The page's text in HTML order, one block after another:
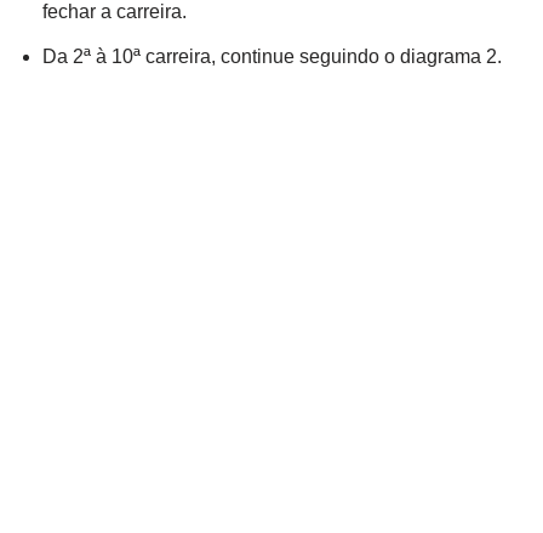
fechar a carreira.
Da 2ª à 10ª carreira, continue seguindo o diagrama 2.